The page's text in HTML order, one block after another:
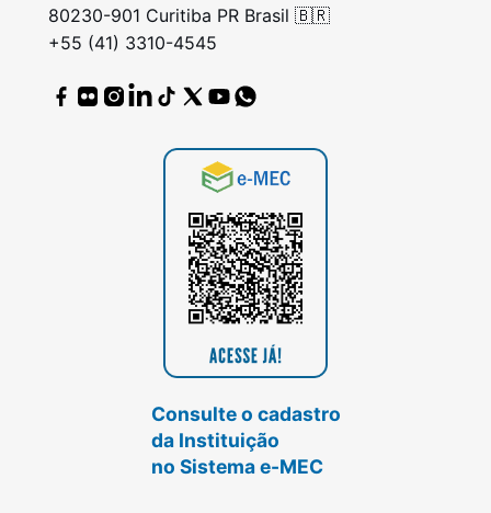
80230-901 Curitiba PR Brasil 🇧🇷
+55 (41) 3310-4545
Consulte o cadastro
da Instituição
no Sistema e-MEC